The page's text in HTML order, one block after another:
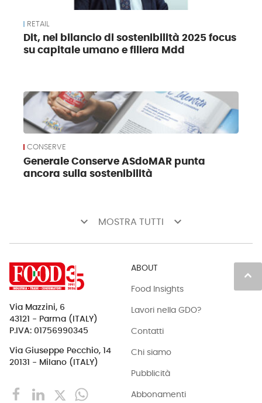
RETAIL
Dit, nel bilancio di sostenibilità 2025 focus
su capitale umano e filiera Mdd
CONSERVE
Generale Conserve ASdoMAR punta
ancora sulla sostenibilità
keyboard_arrow_down MOSTRA TUTTI keyboard_arrow_down
keyboard_arrow_up
Via Mazzini, 6
43121 - Parma (ITALY)
P.IVA: 01756990345
Via Giuseppe Pecchio, 14
20131 - Milano (ITALY)
ABOUT
Food Insights
Lavori nella GDO?
Contatti
Chi siamo
Pubblicità
Abbonamenti